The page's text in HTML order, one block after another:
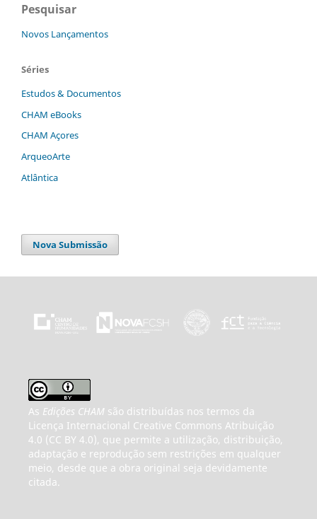
Pesquisar
Novos Lançamentos
Séries
Estudos & Documentos
CHAM eBooks
CHAM Açores
ArqueoArte
Atlântica
Nova Submissão
As Edições CHAMsão distribuídas nos termos da
Licença Internacional Creative Commons Atribuição
4.0 (CC BY 4.0), que permite a utilização, distribuição,
adaptação e reprodução sem restrições em qualquer
meio, desde que a obra original seja devidamente
citada.